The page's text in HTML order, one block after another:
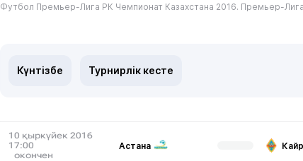
Футбол Премьер-Лига РК Чемпионат Казахстана 2016. Премьер-Лига
Күнтізбе Турнирлік кесте
10 қыркүйек 2016
17:00
окончен
Астана